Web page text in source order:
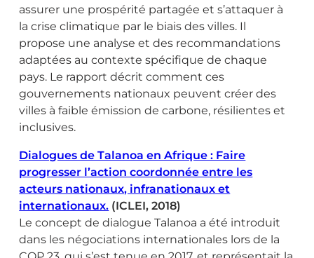
assurer une prospérité partagée et s’attaquer à
la crise climatique par le biais des villes. Il
propose une analyse et des recommandations
adaptées au contexte spécifique de chaque
pays. Le rapport décrit comment ces
gouvernements nationaux peuvent créer des
villes à faible émission de carbone, résilientes et
inclusives.
Dialogues de Talanoa en Afrique : Faire
progresser l’action coordonnée entre les
acteurs nationaux, infranationaux et
internationaux. (ICLEI, 2018)
Le concept de dialogue Talanoa a été introduit
dans les négociations internationales lors de la